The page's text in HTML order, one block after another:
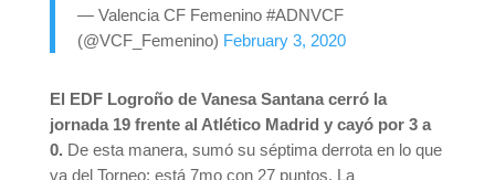
— Valencia CF Femenino #ADNVCF
(@VCF_Femenino) February 3, 2020
El EDF Logroño de Vanesa Santana cerró la
jornada 19 frente al Atlético Madrid y cayó por 3 a
0. De esta manera, sumó su séptima derrota en lo que
va del Torneo: está 7mo con 27 puntos. La